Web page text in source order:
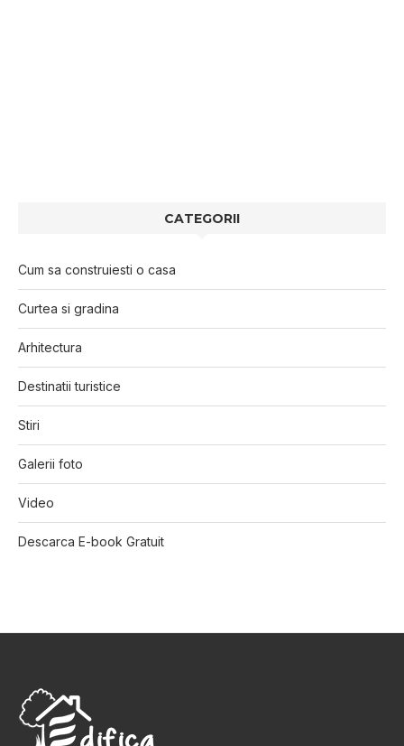
CATEGORII
Cum sa construiesti o casa
Curtea si gradina
Arhitectura
Destinatii turistice
Stiri
Galerii foto
Video
Descarca E-book Gratuit